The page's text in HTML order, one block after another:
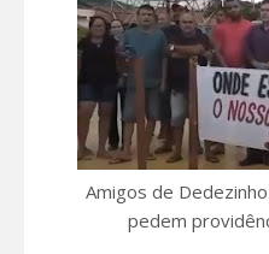
Amigos de
pedem